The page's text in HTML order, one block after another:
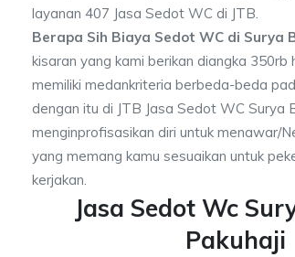
layanan 407 Jasa Sedot WC di JTB.
Berapa Sih Biaya Sedot WC di Surya
kisaran yang kami berikan diangka 350rb
memiliki medankriteria berbeda-beda
dengan itu di JTB Jasa Sedot WC Surya
menginprofisasikan diri untuk menawar/
yang memang kamu sesuaikan untuk
kerjakan.
Jasa Sedot Wc
Pakuhaji